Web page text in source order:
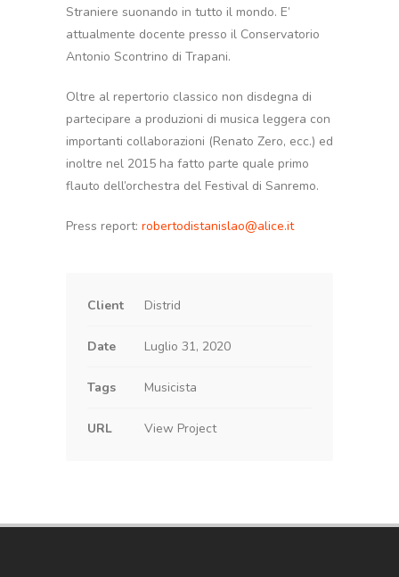
Straniere suonando in tutto il mondo. E’
attualmente docente presso il Conservatorio
Antonio Scontrino di Trapani.
Oltre al repertorio classico non disdegna di
partecipare a produzioni di musica leggera con
importanti collaborazioni (Renato Zero, ecc.) ed
inoltre nel 2015 ha fatto parte quale primo
flauto dell’orchestra del Festival di Sanremo.
Press report: robertodistanislao@alice.it
Client Distrid
Date Luglio 31, 2020
Tags Musicista
URL View Project